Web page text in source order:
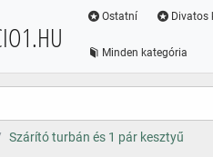
Ostatní Divatos
Minden kategória
Szárító turbán és 1 pár kesztyű